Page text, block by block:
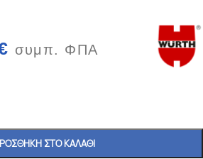
συμπ. ΦΠΑ
ΣΤΟ ΚΑΛΆΘΙ